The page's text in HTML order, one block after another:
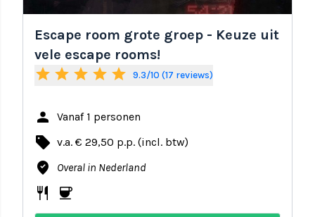
Escape room grote groep - Keuze uit
vele escape rooms!
star star star star star 9.3/10 (17 reviews)
person Vanaf 1 personen
local_offer v.a. € 29,50 p.p. (incl. btw)
where_to_vote Overal in Nederland
restaurant coffee